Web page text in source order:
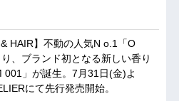
& HAIR】不動の人気N o.1「O
、ブランド初となる新しい香り
001」が誕生。7月31日(金)よ
にて先行発売開始。